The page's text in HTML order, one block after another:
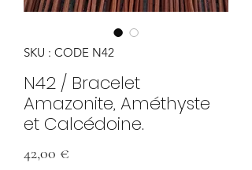
SKU : CODE N42
N42 / Bracelet
Amazonite, Améthyste
et Calcédoine.
42,00 €